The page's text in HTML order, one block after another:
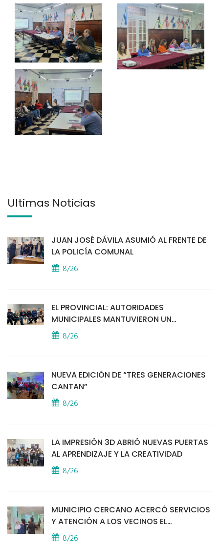
Últimas Noticias
JUAN JOSÉ DÁVILA ASUMIÓ AL FRENTE DE
LA POLICÍA COMUNAL
8/26
EL PROVINCIAL: AUTORIDADES
MUNICIPALES MANTUVIERON UN
ENCUENTRO CON VECINOS POR LA
SEGURIDAD
8/26
NUEVA EDICIÓN DE “TRES GENERACIONES
CANTAN”
8/26
LA IMPRESIÓN 3D ABRIÓ NUEVAS PUERTAS
AL APRENDIZAJE Y LA CREATIVIDAD
8/26
MUNICIPIO CERCANO ACERCÓ SERVICIOS
Y ATENCIÓN A LOS VECINOS EL
PROVINCIAL
8/26